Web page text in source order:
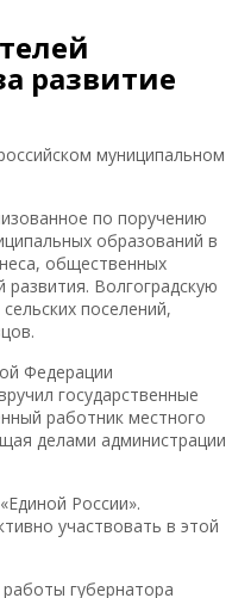
развитие
муниципальном
по поручению
образований в
общественных
Волгоградскую
поселений,
Федерации
государственные
работник местного
делами администрации
России».
участвовать в этой
губернатора